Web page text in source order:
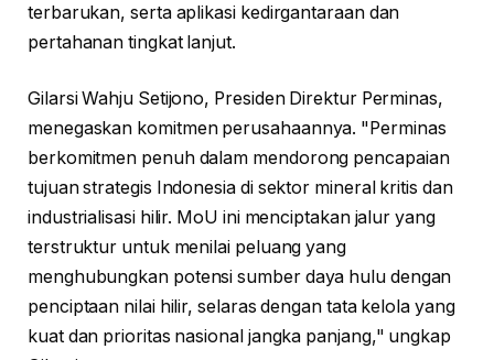
terbarukan, serta aplikasi kedirgantaraan dan
pertahanan tingkat lanjut.
Gilarsi Wahju Setijono, Presiden Direktur Perminas,
menegaskan komitmen perusahaannya. "Perminas
berkomitmen penuh dalam mendorong pencapaian
tujuan strategis Indonesia di sektor mineral kritis dan
industrialisasi hilir. MoU ini menciptakan jalur yang
terstruktur untuk menilai peluang yang
menghubungkan potensi sumber daya hulu dengan
penciptaan nilai hilir, selaras dengan tata kelola yang
kuat dan prioritas nasional jangka panjang," ungkap